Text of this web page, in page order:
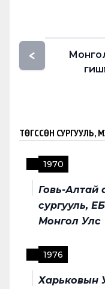
<
ТӨГССӨН СУРГУУЛЬ,
1970
Говь-Алтай
сургууль,
Монгол Улс
1976
Харьковын